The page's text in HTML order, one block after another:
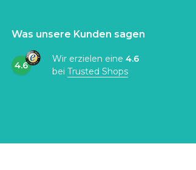
Was unsere Kunden sagen
4.6
Wir erzielen eine 4.6
bei Trusted Shops